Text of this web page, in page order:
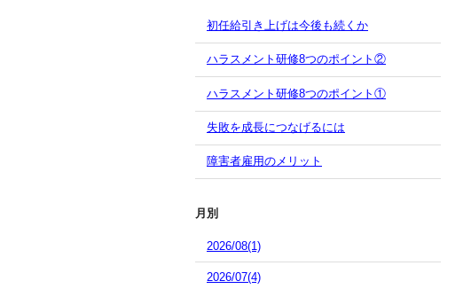
初任給引き上げは今後も続くか
ハラスメント研修8つのポイント②
ハラスメント研修8つのポイント①
失敗を成長につなげるには
障害者雇用のメリット
月別
2026/08(1)
2026/07(4)